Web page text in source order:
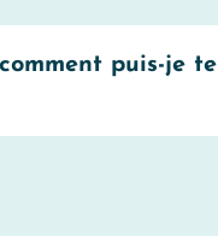
puis-je te